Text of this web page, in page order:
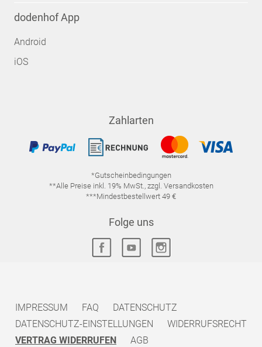
dodenhof App
Android
iOS
Zahlarten
*Gutscheinbedingungen
**Alle Preise inkl. 19% MwSt., zzgl. Versandkosten
***Mindestbestellwert 49 €
Folge uns
IMPRESSUM FAQ
DATENSCHUTZ
DATENSCHUTZ-EINSTELLUNGEN
WIDERRUFSRECHT
VERTRAG WIDERRUFEN
AGB